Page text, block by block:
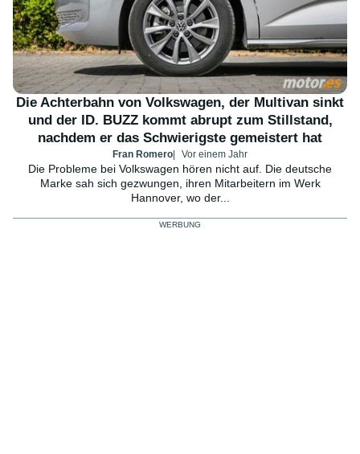
Die Achterbahn von Volkswagen, der Multivan sinkt
und der ID. BUZZ kommt abrupt zum Stillstand,
nachdem er das Schwierigste gemeistert hat
Fran Romero Vor einem Jahr
Die Probleme bei Volkswagen hören nicht auf. Die deutsche
Marke sah sich gezwungen, ihren Mitarbeitern im Werk
Hannover, wo der...